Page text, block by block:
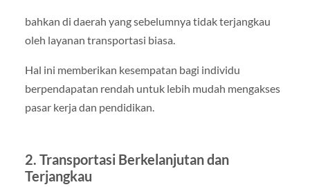
bahkan di daerah yang sebelumnya tidak terjangkau
oleh layanan transportasi biasa.
Hal ini memberikan kesempatan bagi individu
berpendapatan rendah untuk lebih mudah mengakses
pasar kerja dan pendidikan.
2. Transportasi Berkelanjutan dan
Terjangkau